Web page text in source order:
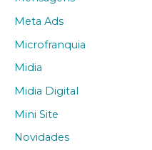
Meta Ads
Microfranquia
Midia
Midia Digital
Mini Site
Novidades